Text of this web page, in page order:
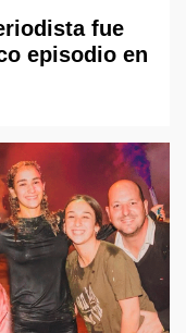
fue
episodio en